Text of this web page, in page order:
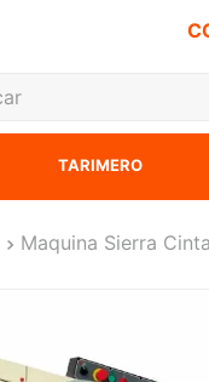
TARIMERO
Maquina Sierra Cinta
TÉRMINOS
5